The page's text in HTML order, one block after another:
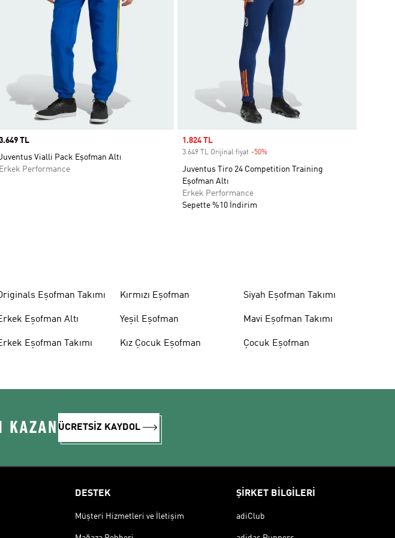
TL
Vialli Pack Eşofman Altı
Erkek Performance
Sale price
1.824 TL
3.649 TL Orijinal fiyat -50%Discount
Juventus Tiro 24 Competition Training
Eşofman Altı
Erkek Performance
Sepette %10 İndirim
Eşofman Takımı
Eşofman Altı
Eşofman Takımı
Kırmızı Eşofman
Yeşil Eşofman
Kız Çocuk Eşofman
Siyah Eşofman Takımı
Mavi Eşofman Takımı
Çocuk Eşofman
KAZAN ÜCRETSİZ KAYDOL
DESTEK
Müşteri Hizmetleri ve İletişim
ŞİRKET BİLGİLERİ
adiClub